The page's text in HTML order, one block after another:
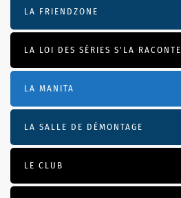
LA FRIENDZONE
LA LOI DES SÉRIES S'LA RACONTE
LA MANITA
LA SALLE DE DÉMONTAGE
LE CLUB